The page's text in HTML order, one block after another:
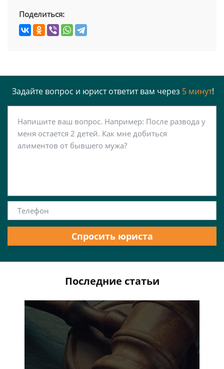
Поделиться:
Задайте вопрос и юрист ответит вам через 5 минут!
Спросить юриста
Последние статьи